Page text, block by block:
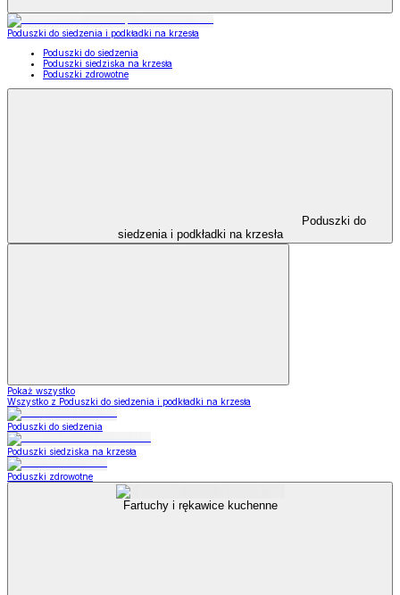
Poduszki do siedzenia i podkładki na krzesła
Poduszki do siedzenia
Poduszki siedziska na krzesła
Poduszki zdrowotne
Poduszki do
siedzenia i podkładki na krzesła
Pokaż wszystko
Wszystko z Poduszki do siedzenia i podkładki na krzesła
Poduszki do siedzenia
Poduszki siedziska na krzesła
Poduszki zdrowotne
Fartuchy i rękawice kuchenne